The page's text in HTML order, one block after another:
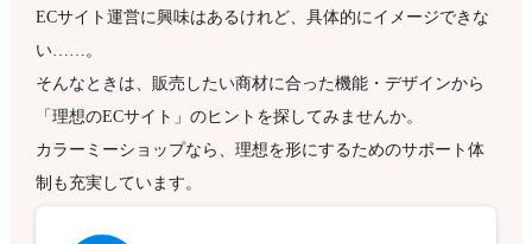
ECサイト運営に興味はあるけれど、具体的にイメージできな
い……。
そんなときは、販売したい商材に合った機能・デザインから
「理想のECサイト」のヒントを探してみませんか。
カラーミーショップなら、理想を形にするためのサポート体
制も充実しています。